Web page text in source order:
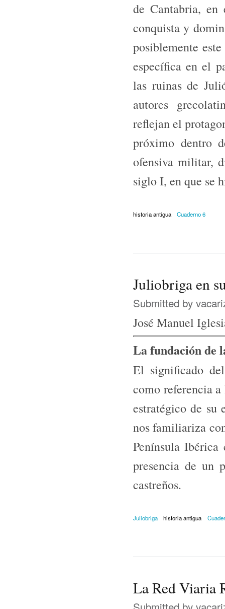
de Cantabria, en
conquista y
posiblemente
específica en el
las ruinas de
autores
reflejan el
próximo dentro
ofensiva militar,
siglo I, en que se
historia antigua Cuaderno 6
Juliobriga en
Submitted by
José Manuel
La fundación de
El significado
como referencia
estratégico de su
nos familiariza
Península
presencia de un
castreños.
Juliobriga historia antigua
La Red Viaria